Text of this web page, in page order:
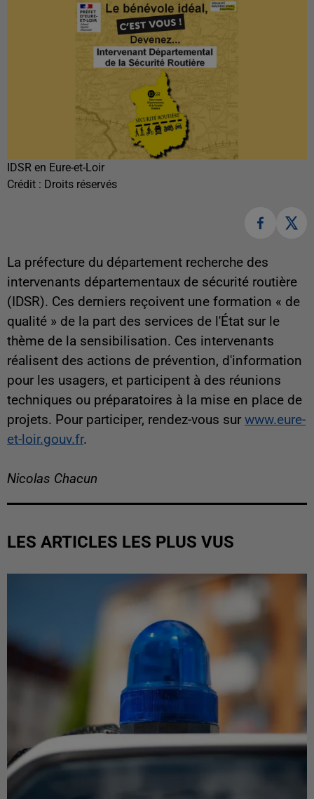
IDSR en Eure-et-Loir
Crédit : Droits réservés
La préfecture du département recherche des
intervenants départementaux de sécurité routière
(IDSR). Ces derniers reçoivent une formation « de
qualité » de la part des services de l'État sur le
thème de la sensibilisation. Ces intervenants
réalisent des actions de prévention, d'information
pour les usagers, et participent à des réunions
techniques ou préparatoires à la mise en place de
projets. Pour participer, rendez-vous sur www.eure-
et-loir.gouv.fr.
Nicolas Chacun
LES ARTICLES LES PLUS VUS